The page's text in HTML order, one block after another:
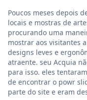
Poucos meses depois
locais e mostras de
procurando uma
mostrar aos visitantes
designs leves e
atraente. seu Acquia
para isso. eles
de encontrar o powr
parte do site e eram